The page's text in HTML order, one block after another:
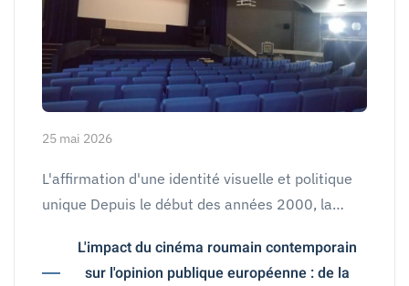
25 mai 2026
L'affirmation d'une identité visuelle et politique
unique Depuis le début des années 2000, la…
L'impact du cinéma roumain contemporain
sur l'opinion publique européenne : de la